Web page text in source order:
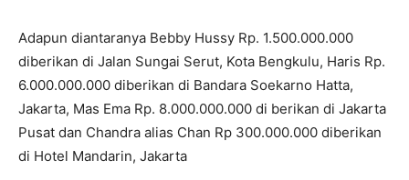
‎Adapun diantaranya Bebby Hussy Rp. 1.500.000.000
diberikan di Jalan Sungai Serut, Kota Bengkulu, Haris Rp.
6.000.000.000 diberikan di Bandara Soekarno Hatta,
Jakarta, Mas Ema Rp. 8.000.000.000 di berikan di Jakarta
Pusat dan Chandra alias Chan Rp 300.000.000 diberikan
di Hotel Mandarin, Jakarta